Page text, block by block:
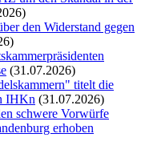
den Widerstand gegen
(31.07.2026)
titelt die
IHKn (31.07.2026)
schwere Vorwürfe
erhoben